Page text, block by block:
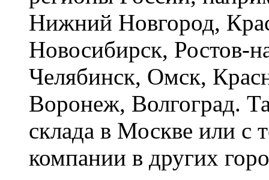
Нижний Новгород,
Новосибирск, Ростов-
Челябинск, Омск,
Воронеж, Волгоград.
склада в Москве или с
компании в других